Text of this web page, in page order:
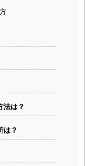
法は？
は？